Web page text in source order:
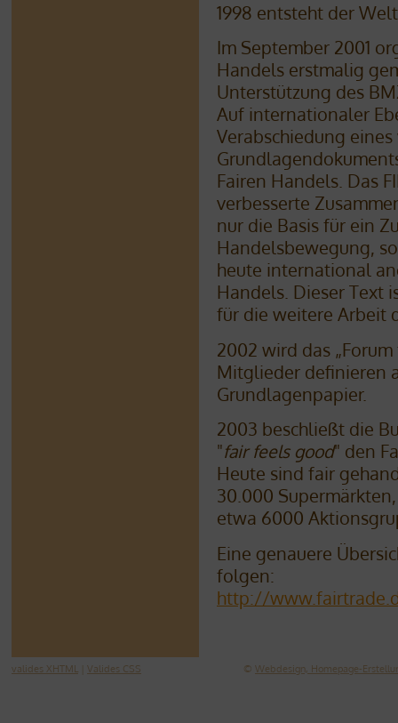
1998 entsteht der
Im September 2001
Handels erstmalig
Unterstützung des
Auf internationaler
Verabschiedung
Fairen Handels. Das
verbesserte
nur die Basis für ein
Handelsbewegung,
heute international
Handels. Dieser Text
für die weitere Arbeit
2002 wird das
Mitglieder definieren
Grundlagenpapier.
2003 beschließt die
"fair feels good" den
Heute sind fair
30.000
etwa 6000
Eine genauere
folgen:
http://
valides XHTML Valides CSS © Webdesign, Homepage-